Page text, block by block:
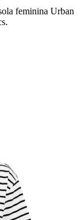
feminina Urban